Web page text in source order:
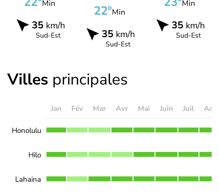
Min
35km/h
Sud-Est
22°Min
35km/h
Sud-Est
Min
35 km/h
Sud-Est
Villes principales
Jan Fév Mar Avr Mai Juin Juil
Honolulu
Hilo
Lahaina